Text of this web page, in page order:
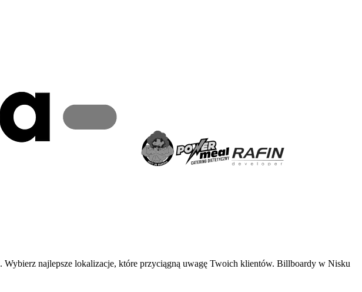
. Wybierz najlepsze lokalizacje, które przyciągną uwagę Twoich klientów. Billboardy w Nisku